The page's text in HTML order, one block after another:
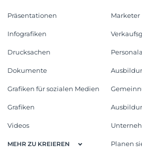
Präsentationen
Infografiken
Drucksachen
Dokumente
Grafiken für sozialen Medien
Grafiken
Videos
MEHR ZU KREIEREN
Marketer
Planen